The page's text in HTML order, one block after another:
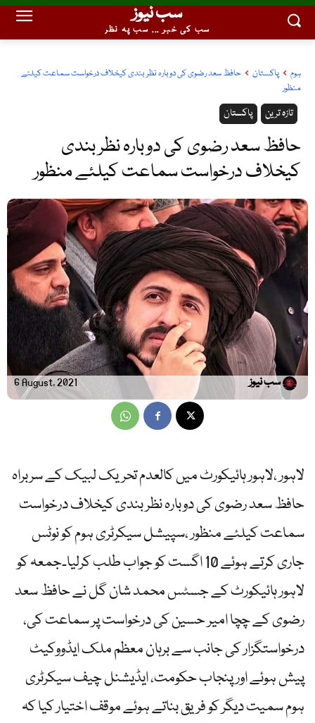
سب نیوز
سب کی خبر ... سب پہ نظر
ہوم پاکستان
حافظ سعد رضوی کی دوبارہ نظر بندی کیخلاف درخواست سماعت کیلئے
منظور
پاکستان تازہ ترین
حافظ سعد رضوی کی دوبارہ نظر بندی
کیخلاف درخواست سماعت کیلئے منظور
6 August, 2021 سب نیوز
لاہور ،لاہور ہائیکورٹ میں کالعدم تحریک لبیک کے سربراہ
حافظ سعد رضوی کی دوبارہ نظر بندی کیخلاف درخواست
سماعت کیلئے منظور ،سپیشل سیکرٹری ہوم کو نوٹس
جاری کرتے ہوئے 10 اگست کو جواب طلب کرلیا۔جمعہ کو
لاہور ہائیکورٹ کے جسٹس محمد شان گل نے حافظ سعد
رضوی کے چچا امیر حسین کی درخواست پر سماعت کی،
درخواستگزار کی جانب سے برہان معظم ملک ایڈووکیٹ
پیش ہوئے اور پنجاب حکومت، ایڈیشنل چیف سیکرٹری
ہوم سمیت دیگر کو فریق بناتے ہوئے موقف اختیار کیا کہ